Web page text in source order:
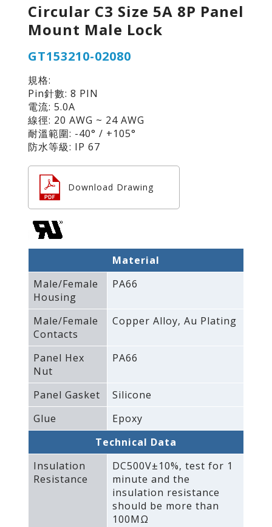
Circular C3 Size 5A 8P Panel
Mount Male Lock
GT153210-02080
規格:
Pin針數: 8 PIN
電流: 5.0A
線徑: 20 AWG ~ 24 AWG
耐溫範圍: -40° / +105°
防水等級: IP 67
Download Drawing
Material
Male/Female
Housing
PA66
Male/Female
Contacts
Copper Alloy‚ Au Plating
Panel Hex
Nut
PA66
Panel Gasket
Silicone
Glue
Epoxy
Technical Data
Insulation
Resistance
DC500V±10%‚ test for 1
minute and the
insulation resistance
should be more than
100MΩ